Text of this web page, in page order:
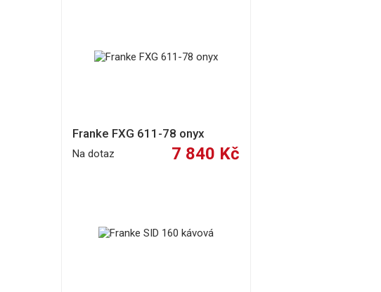
Franke FXG 611-78 onyx
Na dotaz 7 840 Kč